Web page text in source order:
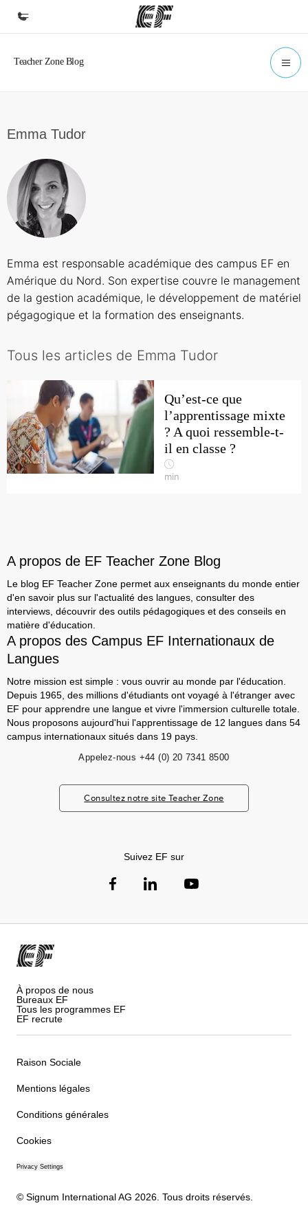
Accueil
Nos offres
Bureaux
Trouver un bureau
A propos de nous
Qui sommes-nous ?
EF recrute
Rejoignez nos équipes
Emma Tudor
Emma est responsable académique des campus EF en
Amérique du Nord. Son expertise couvre le management
de la gestion académique, le développement de matériel
pégagogique et la formation des enseignants.
Tous les articles de Emma Tudor
Qu’est-ce que
l’apprentissage mixte
? A quoi ressemble-t-
il en classe ?
min
A propos de EF Teacher Zone Blog
Le blog EF Teacher Zone permet aux enseignants du monde entier
d'en savoir plus sur l'actualité des langues, consulter des
interviews, découvrir des outils pédagogiques et des conseils en
matière d'éducation.
A propos des Campus EF Internationaux de
Langues
Notre mission est simple : vous ouvrir au monde par l'éducation.
Depuis 1965, des millions d'étudiants ont voyagé à l'étranger avec
EF pour apprendre une langue et vivre l'immersion culturelle totale.
Nous proposons aujourd'hui l'apprentissage de 12 langues dans 54
campus internationaux situés dans 19 pays.
Appelez-nous +44 (0) 20 7341 8500
Consultez notre site Teacher Zone
Suivez EF sur
À propos de nous
Bureaux EF
Tous les programmes EF
EF recrute
Raison Sociale
Mentions légales
Conditions générales
Cookies
Privacy Settings
© Signum International AG 2026. Tous droits réservés.